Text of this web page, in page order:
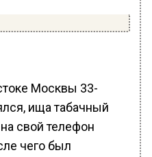
Москвы 33-
ища табачный
свой телефон
чего был